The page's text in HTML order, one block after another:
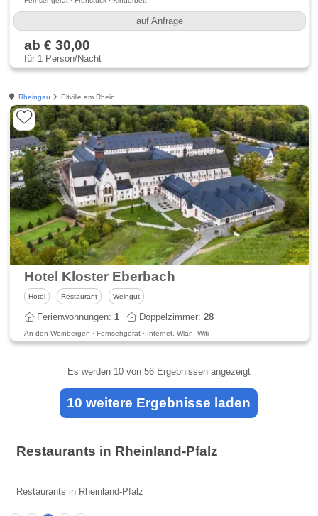
auf Anfrage
ab € 30,00
für 1 Person/Nacht
Rheingau Eltville am Rhein
Hotel Kloster Eberbach
Hotel Restaurant Weingut
Ferienwohnungen:1 Doppelzimmer:28
An den Weinbergen · Fernsehgerät · Internet, Wlan, Wifi
Es werden 10von 56 Ergebnissen angezeigt
10 weitere Ergebnisse laden
Restaurants in Rheinland-Pfalz
Restaurants in Rheinland-Pfalz